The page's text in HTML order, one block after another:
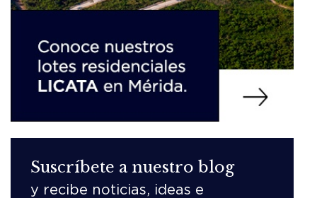
Suscríbete a nuestro blog
y recibe noticias, ideas e